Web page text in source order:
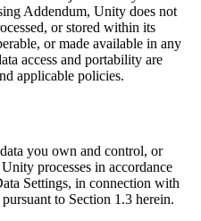
Addendum, Unity does not
or stored within its
or made available in any
access and portability are
applicable policies.
you own and control, or
processes in accordance
Settings, in connection with
to Section 1.3 herein.